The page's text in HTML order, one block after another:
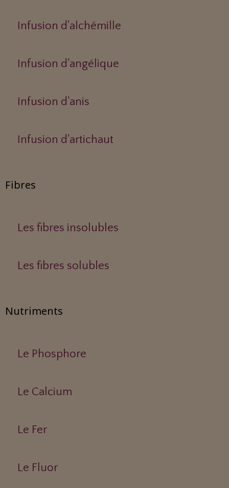
Infusion d'alchémille
Infusion d'angélique
Infusion d'anis
Infusion d'artichaut
Fibres
Les fibres insolubles
Les fibres solubles
Nutriments
Le Phosphore
Le Calcium
Le Fer
Le Fluor